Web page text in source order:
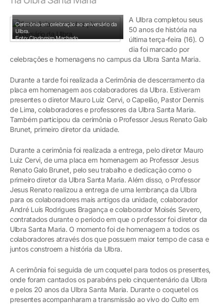
Cerimônia em celebração ao aniversário da
Ulbra.
Foto: Clodomiro Machado
A Ulbra completou seus
50 anos de história na
última terça-feira (16). O
dia foi marcado por
celebrações e homenagens no campus da Ulbra Santa Maria.
Durante a tarde foi realizada a Cerimônia de descerramento da
placa em homenagem aos colaboradores da Ulbra. Estiveram
presentes o diretor Mauro Luiz Cervi, o Capelão, Pastor Dennis
de Lima, colaboradores e professores da Ulbra Santa Maria.
Também participou da cerimônia o Professor Jesus Renato Galo
Brunet, primeiro diretor da unidade.
Durante a cerimônia foi realizada a entrega, pelo diretor Mauro
Luiz Cervi, de uma placa em homenagem ao Professor Jesus
Renato Galo Brunet, pelo seu trabalho e dedicação como o
primeiro diretor da Ulbra Santa Maria. Além disso, o Professor
Jesus Renato realizou a entrega de uma lembrança da Ulbra
para os colaboradores mais antigos da unidade, colaborador
André Luís Rodrigues Bragança e colaborador Moisés Severo,
contratados durante o período em que o professor foi diretor da
Ulbra Santa Maria. O momento foi de homenagem a todos os
colaboradores através dos que possuem maior tempo de casa e
juntos constroem a história da Ulbra.
A cerimônia foi seguida de um coquetel para todos os presentes,
onde foram cantados os parabéns pelo cinquentenário da Ulbra
e pelos 20 anos da Ulbra Santa Maria. Durante o coquetel os
presentes acompanharam a transmissão ao vivo do Culto em